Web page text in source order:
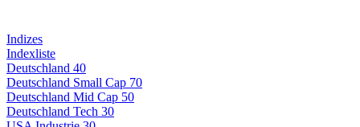
Indizes
Indexliste
Deutschland 40
Deutschland Small Cap 70
Deutschland Mid Cap 50
Deutschland Tech 30